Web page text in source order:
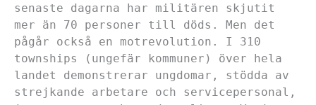
senaste dagarna har militären skjutit
mer än 70 personer till döds. Men det
pågår också en motrevolution. I 310
townships (ungefär kommuner) över hela
landet demonstrerar ungdomar, stödda av
strejkande arbetare och servicepersonal,